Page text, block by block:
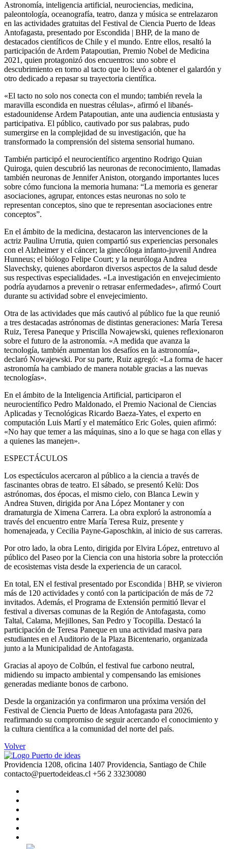
Astronomía, inteligencia artificial, neurociencias, medicina,
paleontología, oceanografía, teatro, danza y música se entrelazaron
en las actividades gratuitas del Festival de Ciencia Puerto de Ideas
Antofagasta, presentado por Escondida | BHP, de la mano de
destacados científicos de Chile y el mundo. Entre ellos, resaltó la
participación de Ardem Patapoutian, Premio Nobel de Medicina
2021, quien protagonizó dos encuentros: uno sobre el
descubrimiento en torno al tacto que lo llevó a obtener el galardón y
otro dedicado a repasar su trayectoria científica.
«El tacto no solo nos conecta con el mundo; también revela la
maravilla escondida en nuestras células», afirmó el libanés-
estadounidense Ardem Patapoutian, ante una audiencia entusiasta y
participativa. El público, cautivado por sus palabras, pudo
sumergirse en la complejidad de su investigación, que ha
transformado la comprensión del sistema sensorial humano.
También participó el neurocientífico argentino Rodrigo Quian
Quiroga, quien descubrió las neuronas de reconocimiento, llamadas
también neuronas de Jennifer Aniston, otorgando importantes luces
sobre cómo funciona la memoria humana: “La memoria es generar
asociaciones, agrupar, entonces estas neuronas no solo te
representan conceptos, sino que te representan asociaciones entre
conceptos”.
En el ámbito de la medicina, destacaron las intervenciones de la
actriz Paulina Urrutia, quien compartió sus experiencias personales
con el Alzheimer y el cáncer; la ginecóloga infanto-juvenil Andrea
Hunneus; el biólogo Felipe Court; y la neuróloga Andrea
Slavechsky, quienes abordaron diversos aspectos de la salud desde
sus respectivas especialidades. «La investigación en envejecimiento
podría ayudarnos a prevenir o retrasar enfermedades», afirmó Court
durante su actividad sobre el envejecimiento.
Otra de las actividades que más cautivó al público fue la que reunió
a tres destacadas astrónomas de distintas generaciones: María Teresa
Ruiz, Teresa Paneque y Priscilla Nowajewski, quienes reflexionaron
sobre el futuro de la astronomía. «A medida que avanza la
tecnología, también aumentan los desafíos en la astronomía»,
declaró Nowajewski. Por su parte, Ruiz agregó: «La forma de hacer
astronomía ha cambiado de manera notable gracias a las nuevas
tecnologías».
En el ámbito de la Inteligencia Artificial, participaron el
neurocientífico Pedro Maldonado, el Premio Nacional de Ciencias
Aplicadas y Tecnológicas Ricardo Baeza-Yates, el experto en
computación Luis Martí y el matemático Eric Goles, quien afirmó:
«No hay que temer a las máquinas, sino a lo que se haga con ellas y
a quienes las manejen».
ESPECTÁCULOS
Los espectáculos acercaron al público a la ciencia a través de
fascinantes obras de teatro. El sábado, se presentó Kelü: Dos
astrónomas, dos épocas, el mismo cielo, con Blanca Lewin y
Andrea Stuven, dirigida por Ana López Montaner y con
dramaturgia de Ximena Carrera. La obra exploró la astronomía a
través del encuentro entre María Teresa Ruiz, presente y
homenajeada, y Cecilia Payne-Gaposchkin, al inicio de sus carreras.
Por otro lado, la obra Lento, dirigida por Elvira López, entretuvo al
público del Paseo por la Ciencia con una historia sobre la protección
de ecosistemas vista desde la experiencia de un caracol.
En total, EN el festival presentado por Escondida | BHP, se vivieron
más de 120 actividades y contó con la participación de más de 72
invitados. Además, el Programa de Extensión permitió llevar el
festival a diversas comunas de la Región de Antofagasta, como
Taltal, Calama, Mejillones, San Pedro y Tocopilla. Destacó la
participación de Teresa Paneque en una actividad masiva para
estudiantes en el Auditorio de la Plaza Bicentenario, organizada
junto a la Municipalidad de Antofagasta.
Gracias al apoyo de Colbún, el festival fue carbono neutral,
midiendo su impacto ambiental y compensando las emisiones
generadas mediante bonos de carbono.
Desde la organización ya confirmaron una próxima versión del
Festival de Ciencia Puerto de Ideas Antofagasta para 2026,
reafirmando su compromiso de seguir acercando el conocimiento y
la cultura científica a la comunidad del norte del país.
Volver
Providencia 1208, oficina 1407 Providencia, Santiago de Chile
contacto@puertodeideas.cl +56 2 33230080